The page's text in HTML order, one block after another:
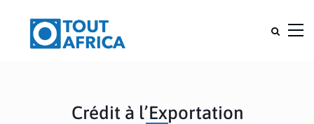
Crédit à l’Exportation